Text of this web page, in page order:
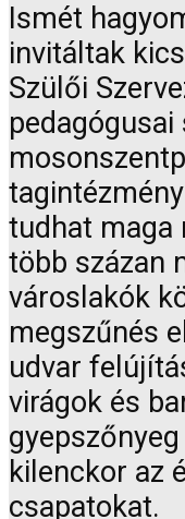
Ismét
invitáltak
Szülői
tudhat maga
több százan
városlakók
megszűnés
udvar
virágok és
kilenckor az
csapatokat.